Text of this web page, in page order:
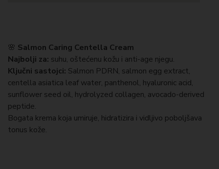
🌸 Salmon Caring Centella Cream
Najbolji za: suhu, oštećenu kožu i anti-age njegu.
Ključni sastojci: Salmon PDRN, salmon egg extract,
centella asiatica leaf water, panthenol, hyaluronic acid,
sunflower seed oil, hydrolyzed collagen, avocado-derived
peptide.
Bogata krema koja umiruje, hidratizira i vidljivo poboljšava
tonus kože.